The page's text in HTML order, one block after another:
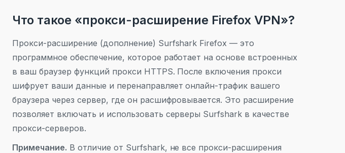
Что такое «прокси-расширение Firefox VPN»?
Прокси-расширение (дополнение) Surfshark Firefox — это
программное обеспечение, которое работает на основе встроенных
в ваш браузер функций прокси HTTPS. После включения прокси
шифрует ваши данные и перенаправляет онлайн-трафик вашего
браузера через сервер, где он расшифровывается. Это расширение
позволяет включать и использовать серверы Surfshark в качестве
прокси-серверов.
Примечание. В отличие от Surfshark, не все прокси-расширения